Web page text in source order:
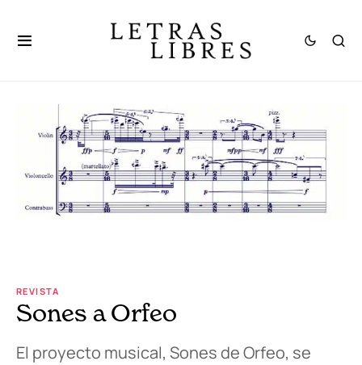
REVISTA
Sones a Orfeo
El proyecto musical, Sones de Orfeo, se